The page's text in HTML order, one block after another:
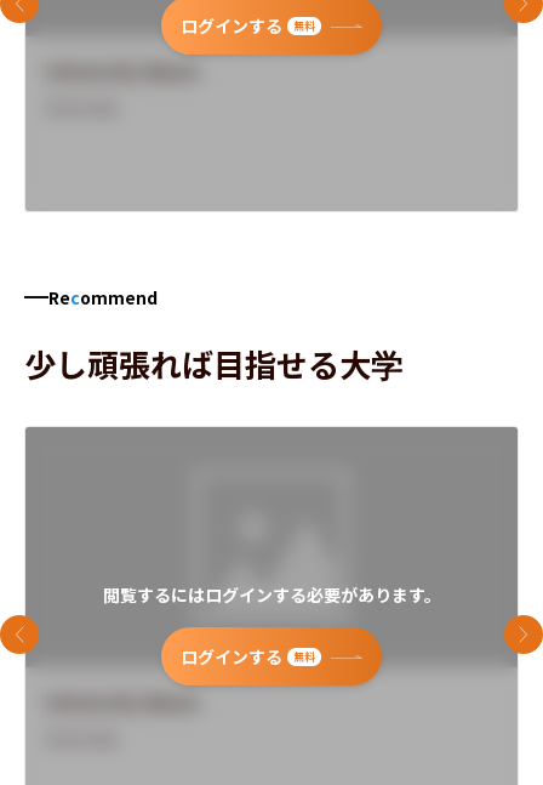
ログインする 無料
前のスライド 次
Recommend
少し頑張れば目指せる大学
閲覧するにはログインする必要があります。
ログインする 無料
前のスライド 次